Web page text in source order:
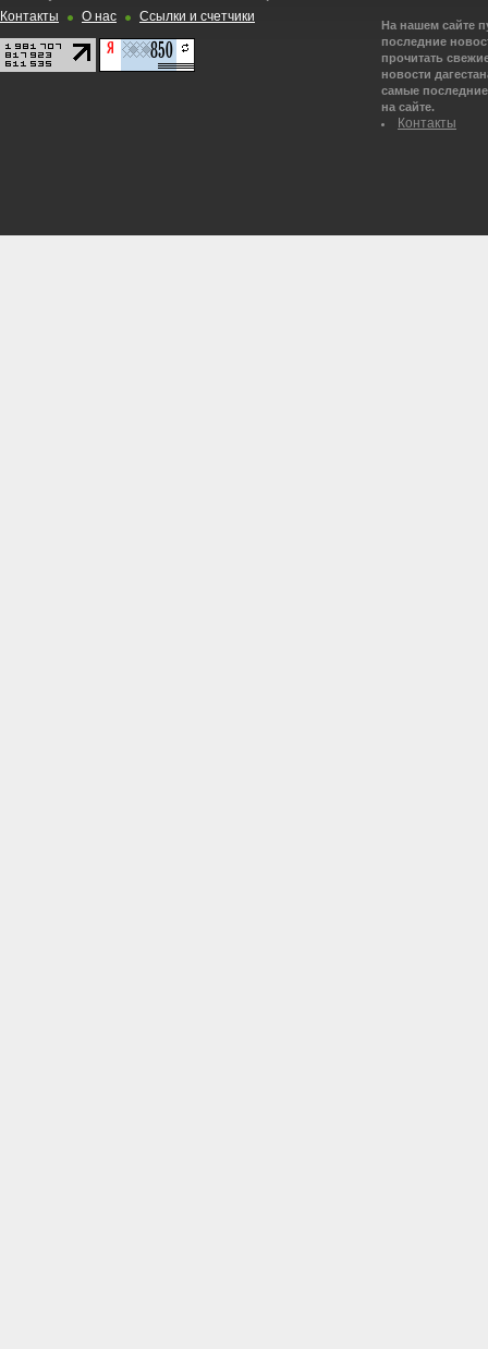
Контакты
О нас Ссылки и счетчики
На нашем сайте
последние
прочитать
новости
самые
на сайте.
Контакты